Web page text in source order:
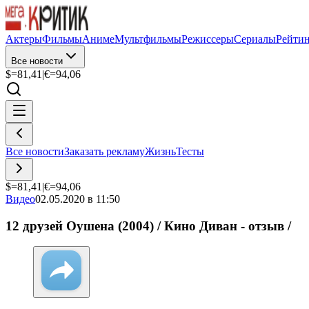
АктерыФильмыАнимеМультфильмыРежиссерыСериалы
Все новости
$=81,41 |€=94,06
Все новостиЗаказать рекламуЖизньТесты
$=81,41 |€=94,06
Видео02.05.2020 в 11:50
12 друзей Оушена (2004) / Кино Диван - отзыв /